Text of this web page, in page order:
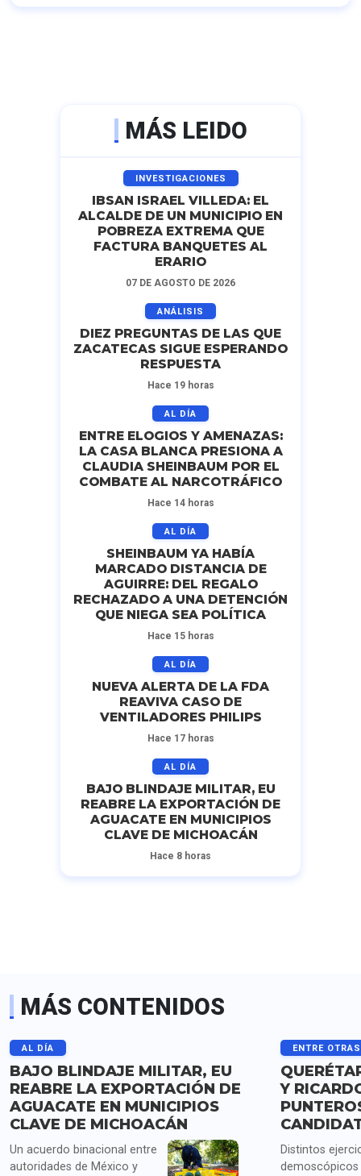
MÁS LEIDO
INVESTIGACIONES
IBSAN ISRAEL VILLEDA: EL
ALCALDE DE UN MUNICIPIO EN
POBREZA EXTREMA QUE
FACTURA BANQUETES AL
ERARIO
07 DE AGOSTO DE 2026
ANÁLISIS
DIEZ PREGUNTAS DE LAS QUE
ZACATECAS SIGUE ESPERANDO
RESPUESTA
Hace 19 horas
AL DÍA
ENTRE ELOGIOS Y AMENAZAS:
LA CASA BLANCA PRESIONA A
CLAUDIA SHEINBAUM POR EL
COMBATE AL NARCOTRÁFICO
Hace 14 horas
AL DÍA
SHEINBAUM YA HABÍA
MARCADO DISTANCIA DE
AGUIRRE: DEL REGALO
RECHAZADO A UNA DETENCIÓN
QUE NIEGA SEA POLÍTICA
Hace 15 horas
AL DÍA
NUEVA ALERTA DE LA FDA
REAVIVA CASO DE
VENTILADORES PHILIPS
Hace 17 horas
AL DÍA
BAJO BLINDAJE MILITAR, EU
REABRE LA EXPORTACIÓN DE
AGUACATE EN MUNICIPIOS
CLAVE DE MICHOACÁN
Hace 8 horas
MÁS CONTENIDOS
AL DÍA
BAJO BLINDAJE MILITAR, EU
REABRE LA EXPORTACIÓN DE
AGUACATE EN MUNICIPIOS
CLAVE DE MICHOACÁN
Un acuerdo binacional entre
autoridades de México y
ENTRE
Y
Distintos